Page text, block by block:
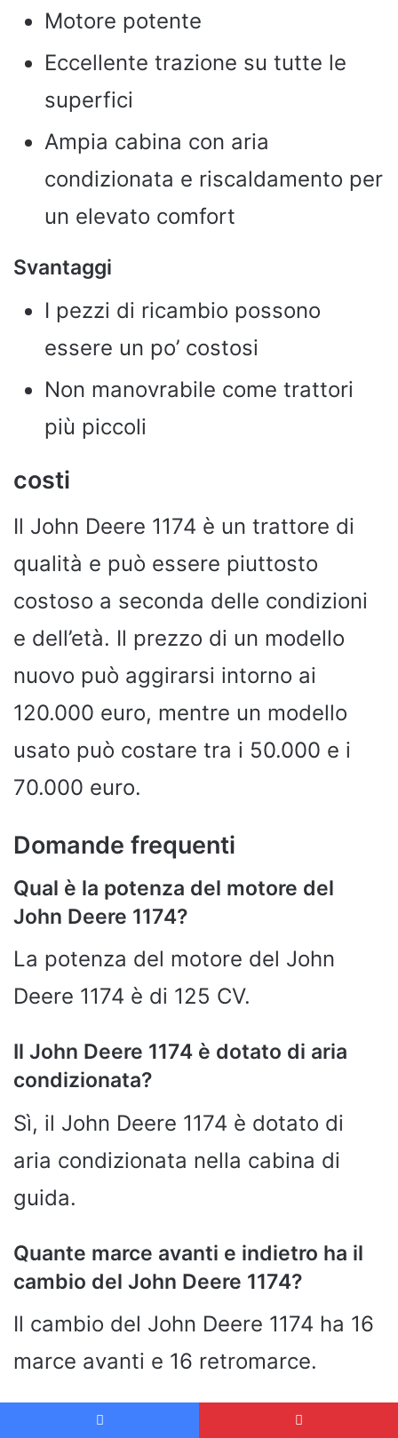
Motore potente
Eccellente trazione su tutte le
superfici
Ampia cabina con aria
condizionata e riscaldamento per
un elevato comfort
Svantaggi
I pezzi di ricambio possono
essere un po’ costosi
Non manovrabile come trattori
più piccoli
costi
Il John Deere 1174 è un trattore di
qualità e può essere piuttosto
costoso a seconda delle condizioni
e dell’età. Il prezzo di un modello
nuovo può aggirarsi intorno ai
120.000 euro, mentre un modello
usato può costare tra i 50.000 e i
70.000 euro.
Domande frequenti
Qual è la potenza del motore del
John Deere 1174?
La potenza del motore del John
Deere 1174 è di 125 CV.
Il John Deere 1174 è dotato di aria
condizionata?
Sì, il John Deere 1174 è dotato di
aria condizionata nella cabina di
guida.
Quante marce avanti e indietro ha il
cambio del John Deere 1174?
Il cambio del John Deere 1174 ha 16
marce avanti e 16 retromarce.
Quanto pesa il John Deere 1174?